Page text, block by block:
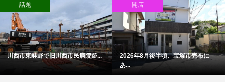
話題
川西市東畦野で旧川西市民病院跡...
開店
2026年8月後半頃、宝塚市売布に
あ...